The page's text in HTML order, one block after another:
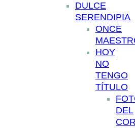
DULCE
SERENDIPIA
ONCE
HOY
NO
TENGO
TÍTULO
DEL